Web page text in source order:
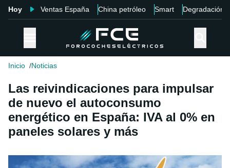
Hoy Ventas España China petróleo Smart Degradación
Inicio Noticias
Las reivindicaciones para impulsar
de nuevo el autoconsumo
energético en España: IVA al 0% en
paneles solares y más